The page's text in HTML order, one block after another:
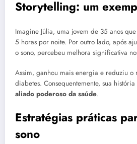
Storytelling: um
Imagine Júlia, uma jovem de 35 anos
5 horas por noite. Por outro lado, após
o sono, percebeu melhora significativa
Assim, ganhou mais energia e reduziu o
diabetes. Consequentemente, sua
aliado poderoso da saúde.
Estratégias práticas
sono